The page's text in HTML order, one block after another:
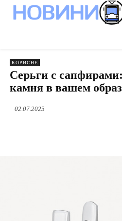
КОРИСНЕ
Серьги с
камня в вашем
02.07.2025